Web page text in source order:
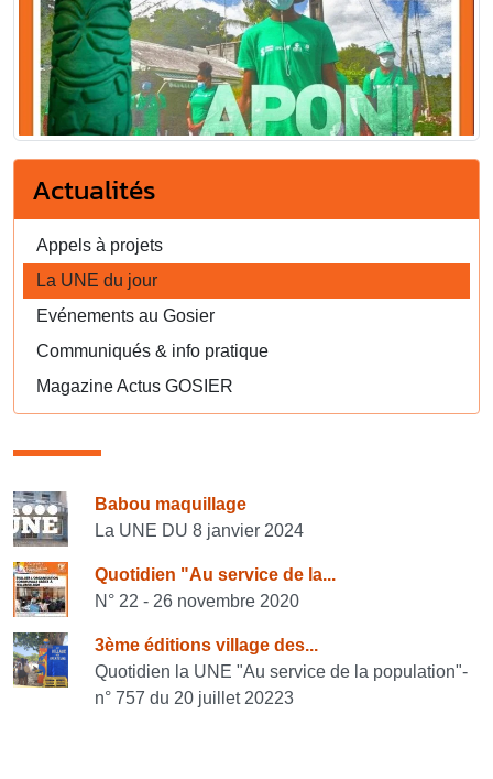
Actualités
Appels à projets
La UNE du jour
Evénements au Gosier
Communiqués & info pratique
Magazine Actus GOSIER
Consulter également
Babou maquillage
La UNE DU 8 janvier 2024
Quotidien "Au service de la...
N° 22 - 26 novembre 2020
3ème éditions village des...
Quotidien la UNE "Au service de la population"-
n° 757 du 20 juillet 20223